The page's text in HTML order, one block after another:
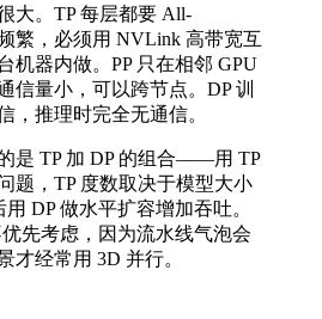
大。TP 每层都要 All-
繁，必须用 NVLink 高带宽互
机器内做。PP 只在相邻 GPU
信量小，可以跨节点。DP 训
，推理时完全无通信。
是 TP 加 DP 的组合——用 TP
题，TP 度数取决于模型大小
DP 做水平扩容增加吞吐。
先考虑，因为流水线气泡会
才经常用 3D 并行。